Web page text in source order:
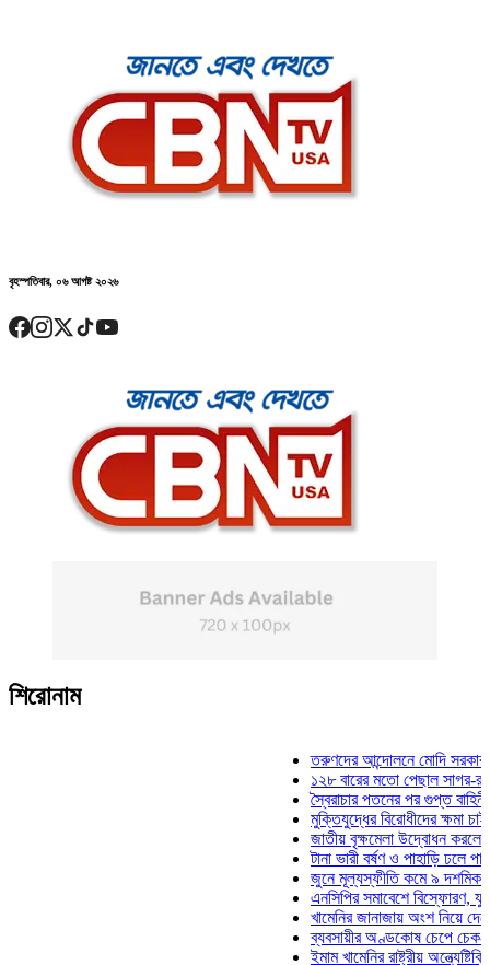
বৃহস্পতিবার, ০৬ আগষ্ট ২০২৬
শিরোনাম
তরুণদের আন্দোলনে মোদি সরকার দুর্বল
১২৮ বারের মতো পেছাল সাগর-রুনি
স্বৈরাচার পতনের পর গুপ্ত বাহিনীর
মুক্তিযুদ্ধের বিরোধীদের ক্ষমা চাইতে
জাতীয় বৃক্ষমেলা উদ্বোধন করলেন
টানা ভারী বর্ষণ ও পাহাড়ি ঢলে পানিবন্দি
জুনে মূল্যস্ফীতি কমে ৯ দশমিক ১৬
এনসিপির সমাবেশে বিস্ফোরণ, যুবলীগের
খামেনির জানাজায় অংশ নিয়ে দেশে
ব্যবসায়ীর অণ্ডকোষ চেপে চেক-
ইমাম খামেনির রাষ্ট্রীয়